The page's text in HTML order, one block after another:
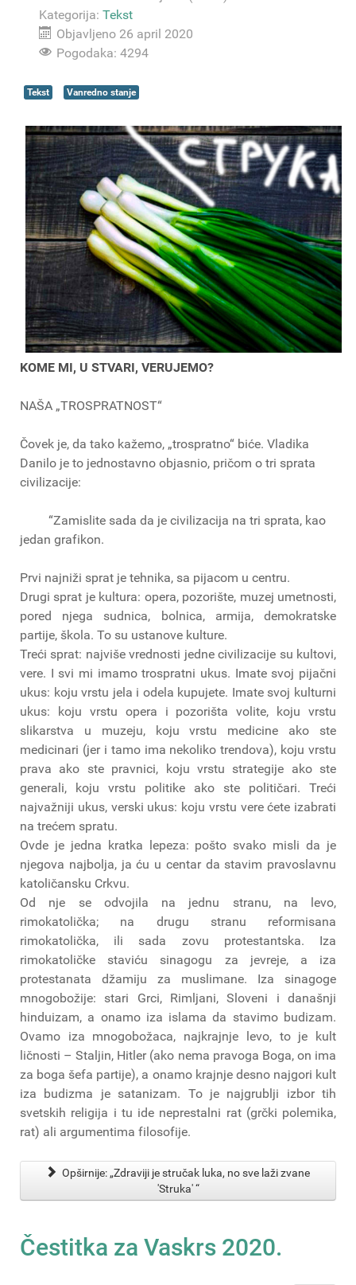
Kategorija: Tekst
Objavljeno 26 april 2020
Pogodaka: 4294
Tekst Vanredno stanje
KOME MI, U STVARI, VERUJEMO?
NAŠA „TROSPRATNOST“
Čovek je, da tako kažemo, „trospratno“ biće. Vladika
Danilo je to jednostavno objasnio, pričom o tri sprata
civilizacije:
“Zamislite sada da je civilizacija na tri sprata, kao
jedan grafikon.
Prvi najniži sprat je tehnika, sa pijacom u centru.
Drugi sprat je kultura: opera, pozorište, muzej umetnosti,
pored njega sudnica, bolnica, armija, demokratske
partije, škola. To su ustanove kulture.
Treći sprat: najviše vrednosti jedne civilizacije su kultovi,
vere. I svi mi imamo trospratni ukus. Imate svoj pijačni
ukus: koju vrstu jela i odela kupujete. Imate svoj kulturni
ukus: koju vrstu opera i pozorišta volite, koju vrstu
slikarstva u muzeju, koju vrstu medicine ako ste
medicinari (jer i tamo ima nekoliko trendova), koju vrstu
prava ako ste pravnici, koju vrstu strategije ako ste
generali, koju vrstu politike ako ste političari. Treći
najvažniji ukus, verski ukus: koju vrstu vere ćete izabrati
na trećem spratu.
Ovde je jedna kratka lepeza: pošto svako misli da je
njegova najbolja, ja ću u centar da stavim pravoslavnu
katoličansku Crkvu.
Od nje se odvojila na jednu stranu, na levo,
rimokatolička; na drugu stranu reformisana
rimokatolička, ili sada zovu protestantska. Iza
rimokatoličke staviću sinagogu za jevreje, a iza
protestanata džamiju za muslimane. Iza sinagoge
mnogobožije: stari Grci, Rimljani, Sloveni i današnji
hinduizam, a onamo iza islama da stavimo budizam.
Ovamo iza mnogobožaca, najkrajnje levo, to je kult
ličnosti – Staljin, Hitler (ako nema pravoga Boga, on ima
za boga šefa partije), a onamo krajnje desno najgori kult
iza budizma je satanizam. To je najgrublji izbor tih
svetskih religija i tu ide neprestalni rat (grčki polemika,
rat) ali argumentima filosofije.
Opširnije: „Zdraviji je stručak luka, no sve laži zvane
'Struka' “
Čestitka za Vaskrs 2020.